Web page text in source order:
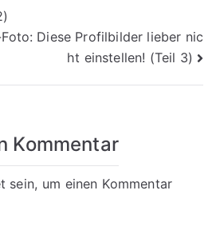
Diese Profilbilder lieber nic
ht einstellen! (Teil 3)
Kommentar
sein, um einen Kommentar